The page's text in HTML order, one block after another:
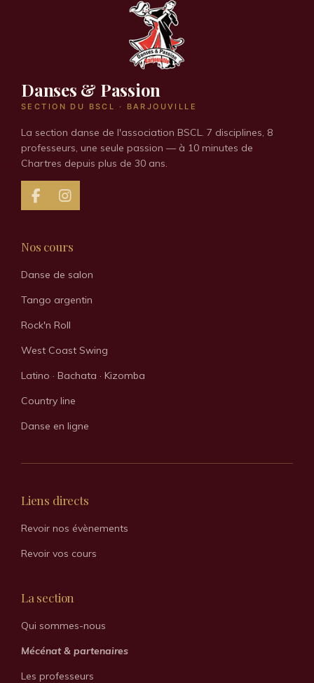
Danses & Passion
SECTION DU BSCL · BARJOUVILLE
La section danse de l'association BSCL. 7 disciplines, 8
professeurs, une seule passion — à 10 minutes de
Chartres depuis plus de 30 ans.
F
a
b
o
I
n
a
r
m
Nos cours
Danse de salon
Tango argentin
Rock'n Roll
West Coast Swing
Latino · Bachata · Kizomba
Country line
Danse en ligne
Liens directs
Revoir nos évènements
Revoir vos cours
La section
Qui sommes-nous
Mécénat & partenaires
Les professeurs